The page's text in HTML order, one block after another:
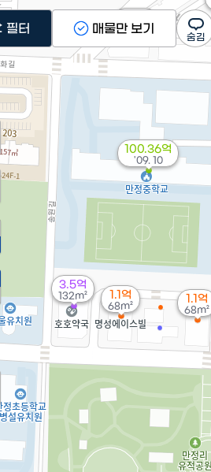
1.1억
68m²
1.1억
68m²
'23. 09
3.5억
132m²
100.36억
'09. 10
필터 매물만 보기